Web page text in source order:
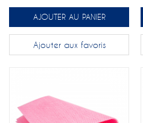
AJOUTER AU PANIER
Ajouter aux favoris